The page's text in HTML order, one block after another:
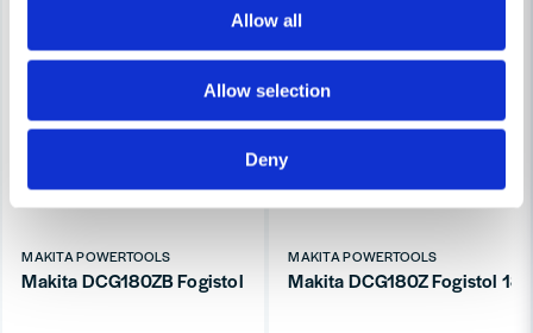
Allow all
Allow selection
Deny
MAKITA POWERTOOLS
Makita DCG180ZB Fogistol 18V (Naken)
MAKITA POWERTOOLS
Makita DCG180Z Fogistol